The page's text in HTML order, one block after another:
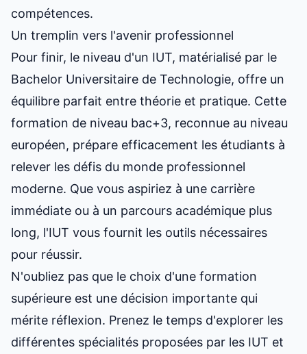
compétences.
Un tremplin vers l'avenir professionnel
Pour finir, le niveau d'un IUT, matérialisé par le
Bachelor Universitaire de Technologie, offre un
équilibre parfait entre théorie et pratique. Cette
formation de niveau bac+3, reconnue au niveau
européen, prépare efficacement les étudiants à
relever les défis du monde professionnel
moderne. Que vous aspiriez à une carrière
immédiate ou à un parcours académique plus
long, l'IUT vous fournit les outils nécessaires
pour réussir.
N'oubliez pas que le choix d'une formation
supérieure est une décision importante qui
mérite réflexion. Prenez le temps d'explorer les
différentes spécialités proposées par les IUT et